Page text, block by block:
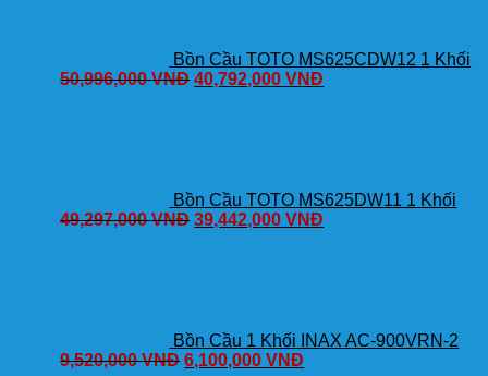
Bồn Cầu TOTO MS625CDW12 1 Khối
50,996,000VNĐ 40,792,000VNĐ
Bồn Cầu TOTO MS625DW11 1 Khối
49,297,000VNĐ 39,442,000VNĐ
Bồn Cầu 1 Khối INAX AC-900VRN-2
9,520,000VNĐ 6,100,000VNĐ